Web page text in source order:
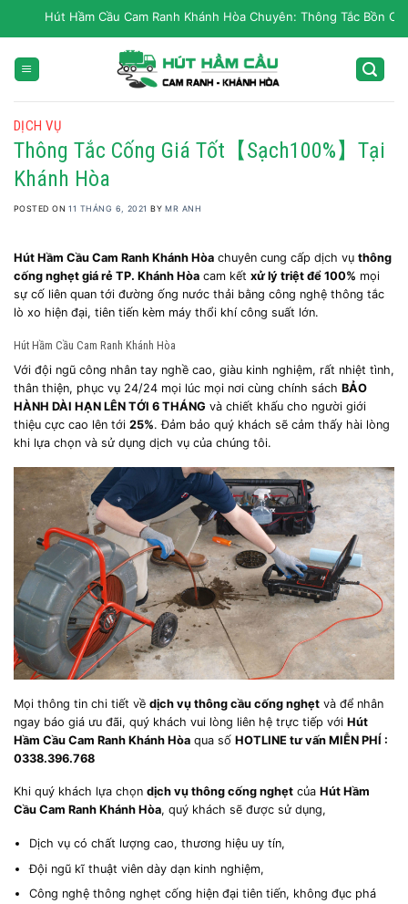
Hút Hầm Cầu Cam Ranh Khánh Hòa Chuyên: Thông Tắc Bồn Cầu,
DỊCH VỤ
Thông Tắc Cống Giá Tốt【Sạch100%】Tại
Khánh Hòa
POSTED ON11 THÁNG 6, 2021 BY MR ANH
Hút Hầm Cầu Cam Ranh Khánh Hòa chuyên cung cấp dịch vụ thông
cống nghẹt giá rẻ TP. Khánh Hòa cam kết xử lý triệt để 100% mọi
sự cố liên quan tới đường ống nước thải bằng công nghệ thông tắc
lò xo hiện đại, tiên tiến kèm máy thổi khí công suất lớn.
Hút Hầm Cầu Cam Ranh Khánh Hòa
Với đội ngũ công nhân tay nghề cao, giàu kinh nghiệm, rất nhiệt tình,
thân thiện, phục vụ 24/24 mọi lúc mọi nơi cùng chính sách BẢO
HÀNH DÀI HẠN LÊN TỚI 6 THÁNG và chiết khấu cho người giới
thiệu cực cao lên tới 25%. Đảm bảo quý khách sẽ cảm thấy hài lòng
khi lựa chọn và sử dụng dịch vụ của chúng tôi.
Mọi thông tin chi tiết về dịch vụ thông cầu cống nghẹt và để nhân
ngay báo giá ưu đãi, quý khách vui lòng liên hệ trực tiếp với Hút
Hầm Cầu Cam Ranh Khánh Hòa qua số HOTLINE tư vấn MIỄN PHÍ :
0338.396.768
Khi quý khách lựa chọn dịch vụ thông cống nghẹt của Hút Hầm
Cầu Cam Ranh Khánh Hòa, quý khách sẽ được sử dụng,
Dịch vụ có chất lượng cao, thương hiệu uy tín,
Đội ngũ kĩ thuật viên dày dạn kinh nghiệm,
Công nghệ thông nghẹt cống hiện đại tiên tiến, không đục phá